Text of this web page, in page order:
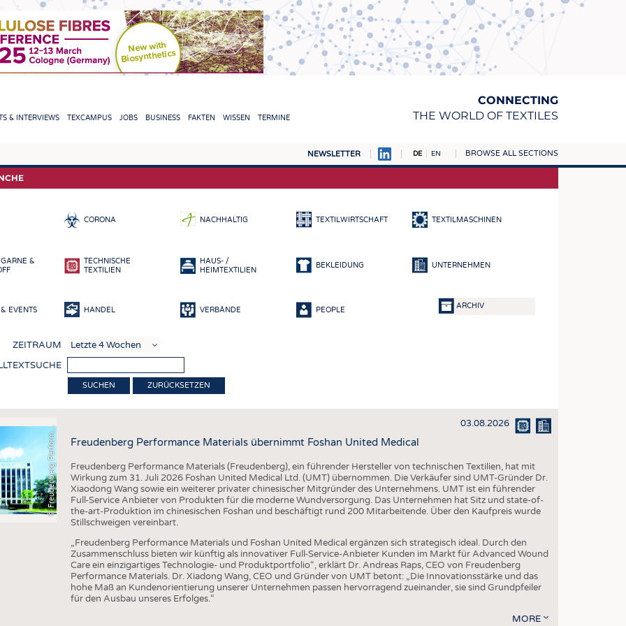
CONNECTING
THE WORLD OF TEXTILES
& INTERVIEWS TEXCAMPUS JOBS BUSINESS FAKTEN WISSEN TERMINE
NEWSLETTER DE EN BROWSE ALL SECTIONS
TEXTILE LEADERSHIP FASERN
GEWEBE
VLIESSTOFFE
NACHHALTIGKEIT
KREISLAUFWIRTSCHAFT
TECHNISCHE TEXTILIEN
SMART TEXTILES
MEDIZIN
HAUS- UND HEIMTEXTILIEN
BEKLEIDUNG
CORONA NACHHALTIG TEXTILWIRTSCHAFT TEXTILMASCHINEN
&
TECHNISCHE
TEXTILIEN
HAUS- /
HEIMTEXTILIEN
BEKLEIDUNG UNTERNEHMEN
EVENTS HANDEL VERBÄNDE PEOPLE ARCHIV
ZEITRAUM
ZURÜCKSETZEN
©
F
r
e
u
d
e
n
b
e
r
g
P
e
r
f
o
r
m
a
n
c
e
M
a
t
e
r
i
a
l
s 03.08.2026
Freudenberg Performance Materials übernimmt Foshan United Medical
Freudenberg Performance Materials (Freudenberg), ein führender Hersteller von technischen Textilien, hat mit
Wirkung zum 31. Juli 2026 Foshan United Medical Ltd. (UMT) übernommen. Die Verkäufer sind UMT-Gründer Dr.
Xiaodong Wang sowie ein weiterer privater chinesischer Mitgründer des Unternehmens. UMT ist ein führender
Full-Service Anbieter von Produkten für die moderne Wundversorgung. Das Unternehmen hat Sitz und state-of-
the-art-Produktion im chinesischen Foshan und beschäftigt rund 200 Mitarbeitende. Über den Kaufpreis wurde
Stillschweigen vereinbart.
„Freudenberg Performance Materials und Foshan United Medical ergänzen sich strategisch ideal. Durch den
Zusammenschluss bieten wir künftig als innovativer Full-Service-Anbieter Kunden im Markt für Advanced Wound
Care ein einzigartiges Technologie- und Produktportfolio“, erklärt Dr. Andreas Raps, CEO von Freudenberg
Performance Materials. Dr. Xiadong Wang, CEO und Gründer von UMT betont: „Die Innovationsstärke und das
hohe Maß an Kundenorientierung unserer Unternehmen passen hervorragend zueinander, sie sind Grundpfeiler
für den Ausbau unseres Erfolges.“
MORE